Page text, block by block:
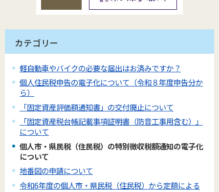
カテゴリー
軽自動車やバイクの必要な届出はお済みですか？
個人住民税申告の電子化について（令和８年度申告分か
ら）
「固定資産評価額通知書」の交付廃止について
「固定資産税台帳記載事項証明書（防音工事用含む）」
について
個人市・県民税（住民税）の特別徴収税額通知の電子化
について
地番図の申請について
令和6年度の個人市・県民税（住民税）から定額による